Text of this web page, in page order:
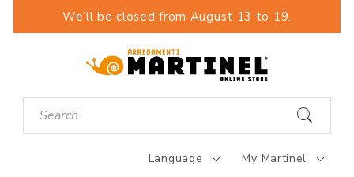
We’ll be closed from August 13 to 19.
Language My Martinel